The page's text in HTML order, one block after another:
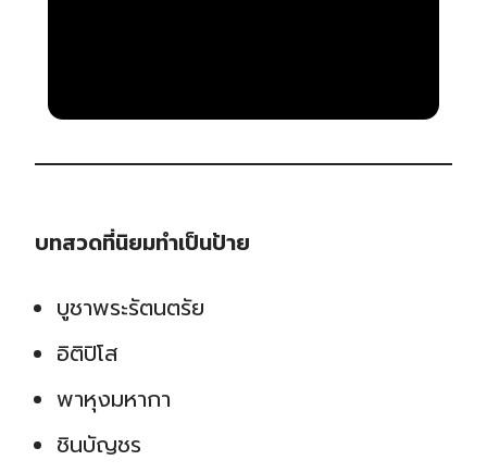
บทสวดที่นิยมทำเป็นป้าย
บูชาพระรัตนตรัย
อิติปิโส
พาหุงมหากา
ชินบัญชร